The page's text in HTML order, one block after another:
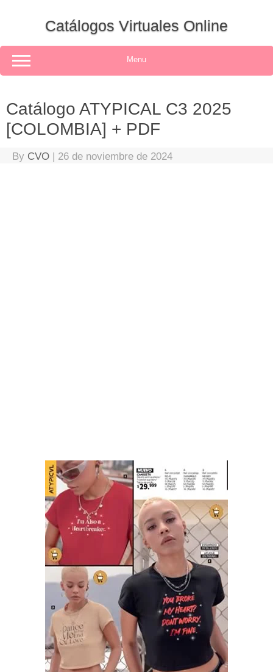
Catálogos Virtuales Online
Menu
Catálogo ATYPICAL C3 2025
[COLOMBIA] + PDF
By CVO | 26 de noviembre de 2024